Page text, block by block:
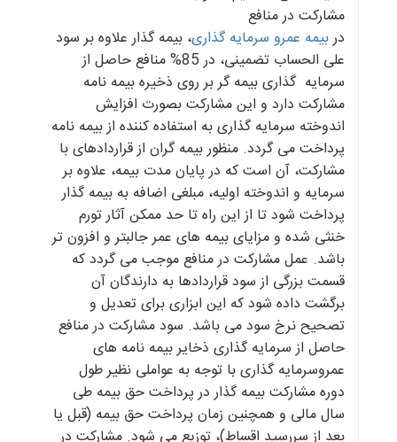
مشارکت در منافع
دربیمه عمرو سرمایه گذاری، بیمه گذار علاوه بر سود
علی الحساب تضمینی، در 85% منافع حاصل از
سرمایه گذاری بیمه گر بر روی ذخیره بیمه نامه
مشارکت دارد و این مشارکت بصورت افزایش
اندوخته سرمایه گذاری به استفاده کننده از بیمه نامه
پرداخت می گردد. منظور بیمه گران از قراردادهای با
مشارکت، آن است که در پایان مدت بیمه، علاوه بر
سرمایه و اندوخته اولیه، مبلغی اضافه به بیمه گذار
پرداخت شود تا از این راه تا حد ممکن آثار تورم
خنثی شده و مزایای بیمه های عمر جالبتر و افزون تر
باشد. عمل مشارکت در منافع موجب می گردد که
قسمت بزرگی از سود قراردادها به دارندگان آن
برگشت داده شود که این ابزاری برای تعدیل و
تصحیح نرخ سود می باشد. سود مشارکت در منافع
حاصل از سرمایه گذاری ذخایر بیمه نامه های
عمروسرمایه گذاری با توجه به عواملی نظیر طول
دوره مشارکت بیمه گذار در پرداخت حق بیمه طی
سال مالی و همچنین زمان پرداخت حق بیمه (قبل یا
بعد از سررسید اقساط)، توزیع می شود. مشارکت در